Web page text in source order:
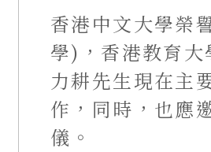
香港中文大學榮
學)，香港教育
力耕先生現在主
作，同時，也應
儀。